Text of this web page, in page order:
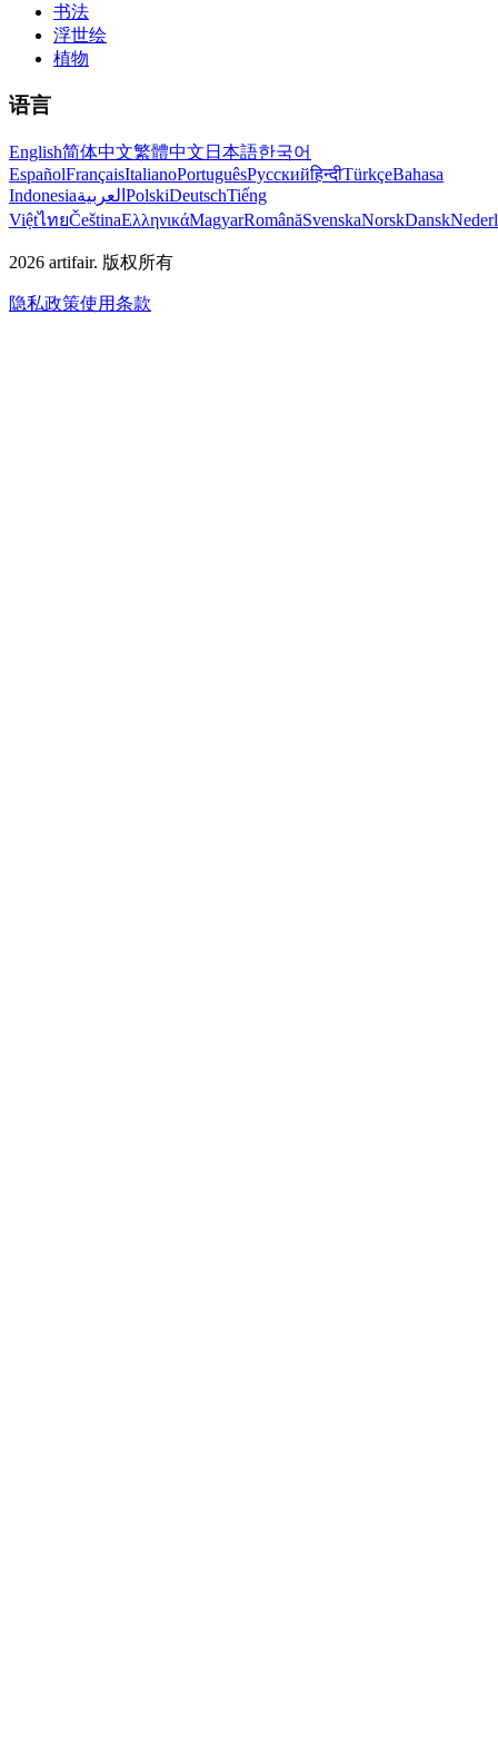
书法
浮世绘
植物
语言
English简体中文繁體中文 日本語한국어
EspañolFrançaisItalianoPortuguêsРусскийहिन्दीTürkçeBahasa
Indonesiaالعربية PolskiDeutschTiếng
ViệtไทยČeštinaΕλληνικάMagyarRomânăSvenskaNorskDansk
2026 artifair. 版权所有
隐私政策使用条款